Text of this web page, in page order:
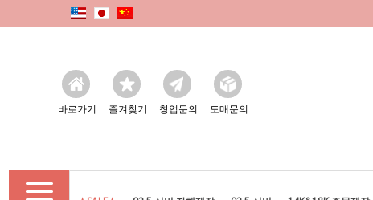
바로가기 즐겨찾기 창업문의 도매문의